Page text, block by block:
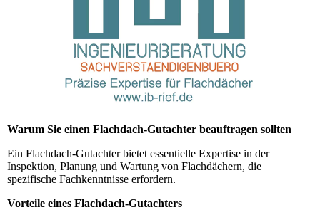
Warum Sie einen Flachdach-Gutachter beauftragen sollten
Ein Flachdach-Gutachter bietet essentielle Expertise in der
Inspektion, Planung und Wartung von Flachdächern, die
spezifische Fachkenntnisse erfordern.
Vorteile eines Flachdach-Gutachters